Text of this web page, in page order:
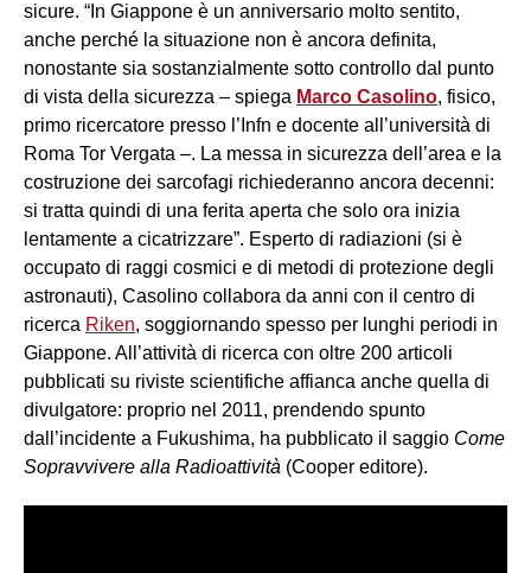
sicure. “In Giappone è un anniversario molto sentito,
anche perché la situazione non è ancora definita,
nonostante sia sostanzialmente sotto controllo dal punto
di vista della sicurezza – spiega Marco Casolino, fisico,
primo ricercatore presso l’Infn e docente all’università di
Roma Tor Vergata –. La messa in sicurezza dell’area e la
costruzione dei sarcofagi richiederanno ancora decenni:
si tratta quindi di una ferita aperta che solo ora inizia
lentamente a cicatrizzare”. Esperto di radiazioni (si è
occupato di raggi cosmici e di metodi di protezione degli
astronauti), Casolino collabora da anni con il centro di
ricerca Riken, soggiornando spesso per lunghi periodi in
Giappone. All’attività di ricerca con oltre 200 articoli
pubblicati su riviste scientifiche affianca anche quella di
divulgatore: proprio nel 2011, prendendo spunto
dall’incidente a Fukushima, ha pubblicato il saggio Come
Sopravvivere alla Radioattività (Cooper editore).